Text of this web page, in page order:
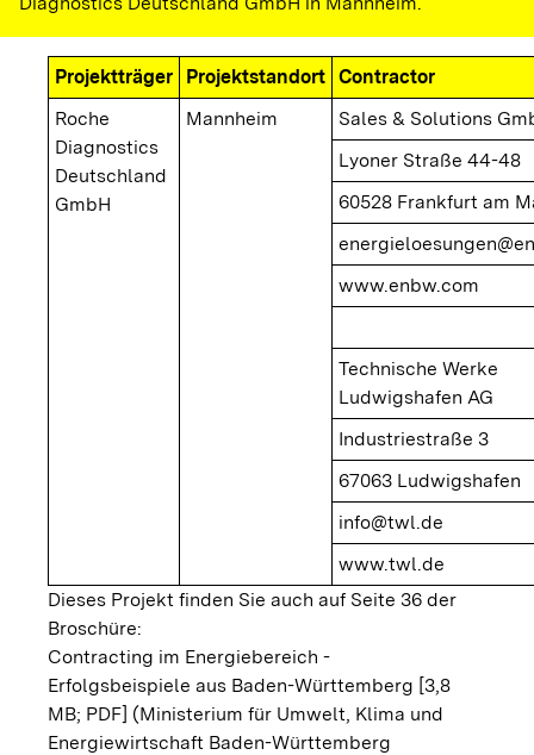
Projektträger Projektstandort Contractor
Roche
Diagnostics
Deutschland
GmbH
Mannheim
Sales & Solutions
Lyoner Straße 44-48
60528 Frankfurt am
www.enbw.com
Technische Werke
Ludwigshafen AG
Industriestraße 3
67063 Ludwigshafen
info@twl.de
www.twl.de
Dieses Projekt finden Sie auch auf Seite 36 der
Broschüre:
Contracting im Energiebereich -
Erfolgsbeispiele aus Baden-Württemberg [3,8
MB; PDF] (Ministerium für Umwelt, Klima und
Energiewirtschaft Baden-Württemberg